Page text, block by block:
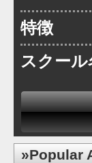
特徴
スクール
»Popular